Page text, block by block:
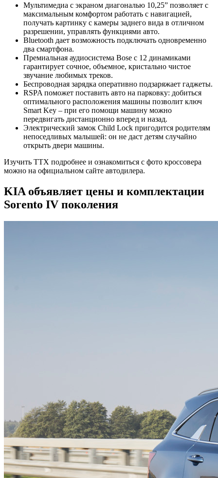
Мультимедиа с экраном диагональю 10,25” позволяет с
максимальным комфортом работать с навигацией,
получать картинку с камеры заднего вида в отличном
разрешении, управлять функциями авто.
Bluetooth дает возможность подключать одновременно
два смартфона.
Премиальная аудиосистема Bose с 12 динамиками
гарантирует сочное, объемное, кристально чистое
звучание любимых треков.
Беспроводная зарядка оперативно подзаряжает гаджеты.
RSPA поможет поставить авто на парковку: добиться
оптимального расположения машины позволит ключ
Smart Key – при его помощи машину можно
передвигать дистанционно вперед и назад.
Электрический замок Child Lock пригодится родителям
непоседливых малышей: он не даст детям случайно
открыть двери машины.
Изучить ТТХ подробнее и ознакомиться с фото кроссовера
можно на официальном сайте автодилера.
KIA объявляет цены и комплектации
Sorento IV поколения